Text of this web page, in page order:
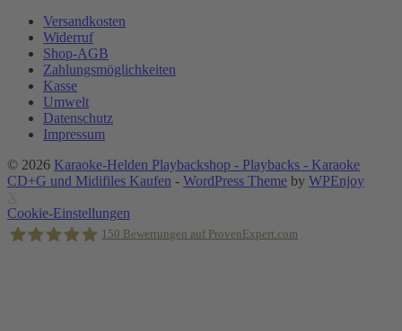
Versandkosten
Widerruf
Shop-AGB
Zahlungsmöglichkeiten
Kasse
Umwelt
Datenschutz
Impressum
© 2026 Karaoke-Helden Playbackshop - Playbacks - Karaoke
CD+G und Midifiles Kaufen - WordPress Theme by WPEnjoy
Cookie-Einstellungen
150 Bewertungen auf ProvenExpert.com